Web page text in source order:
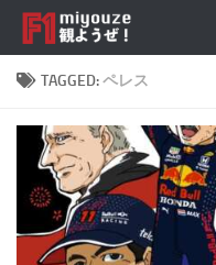
Skip to content
TAGGED:ペレス